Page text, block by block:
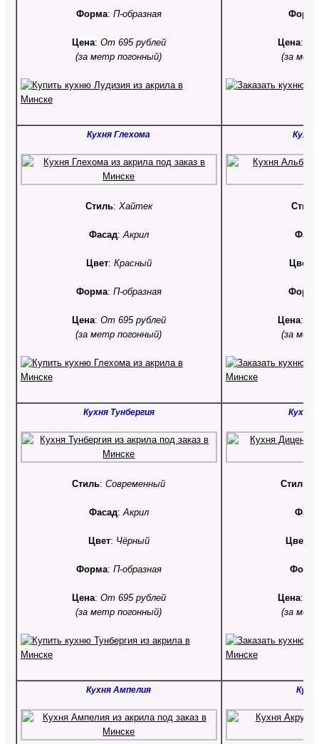
Форма: П-образная
Цена: От 695 рублей
(за метр погонный)
Цена:
(за
Кухня Глехома
Стиль: Хайтек
Фасад:Акрил
Цвет: Красный
Форма: П-образная
Цена: От 695 рублей
(за метр погонный)
Стиль
Цвет
Цена:
(за
Кухня Тунбергия
Стиль:Современный
Фасад:Акрил
Цвет: Чёрный
Форма: П-образная
Цена: От 695 рублей
(за метр погонный)
Кухня
Стиль
Цвет
Цена:
(за
Кухня Ампелия